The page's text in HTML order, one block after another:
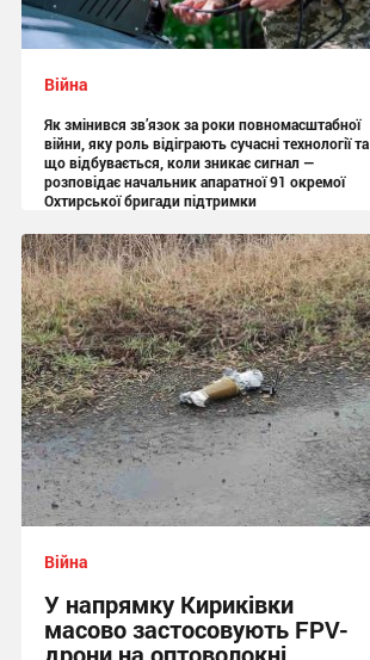
Війна
Як змінився зв’язок за роки повномасштабної
війни, яку роль відіграють сучасні технології та
що відбувається, коли зникає сигнал —
розповідає начальник апаратної 91 окремої
Охтирської бригади підтримки
13:05 вчора
Війна
У напрямку Кириківки
масово застосовують FPV-